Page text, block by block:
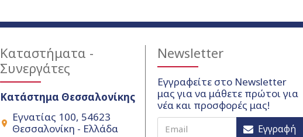
Καταστήματα -
Συνεργάτες
Κατάστημα Θεσσαλονίκης
Εγνατίας 100, 54623
Θεσσαλονίκη - Ελλάδα
Newsletter
Εγγραφείτε στο Newsletter
μας για να μάθετε πρώτοι για
νέα και προσφορές μας!
Εγγραφή